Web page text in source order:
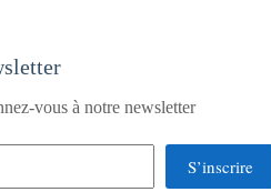
vous à notre newsletter
S’inscrire